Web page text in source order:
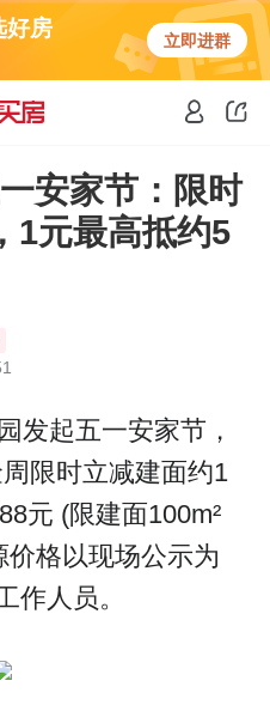
好房
立即进群
安家节：限时
1元最高抵约5
发起五一安家节，
限时立减建面约1
元 (限建面100m²
格以现场公示为
作人员。